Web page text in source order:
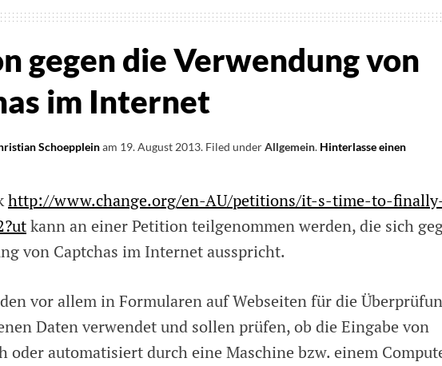
gegen die Verwendung von
im Internet
Schoeppleinam 19. August 2013. Filed underAllgemein. Hinterlasse einen
http://www.change.org/en-AU/petitions/it-s-time-to-
kann an einer Petition teilgenommen werden, die sich
von Captchas im Internet ausspricht.
vor allem in Formularen auf Webseiten für die
Daten verwendet und sollen prüfen, ob die Eingabe von
oder automatisiert durch eine Maschine bzw. einem